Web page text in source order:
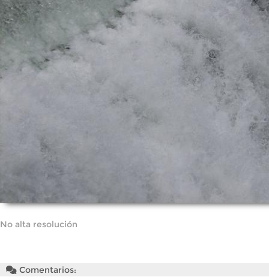
No alta resolución
Comentarios: